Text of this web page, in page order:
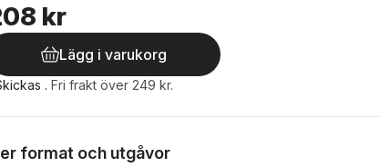
kr
Lägg i varukorg
. Fri frakt över 249 kr.
format och utgåvor